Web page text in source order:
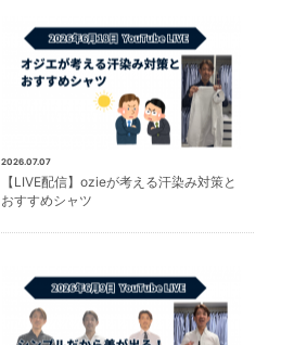
2026.07.07
【LIVE配信】ozieが考える汗染み対策と
おすすめシャツ